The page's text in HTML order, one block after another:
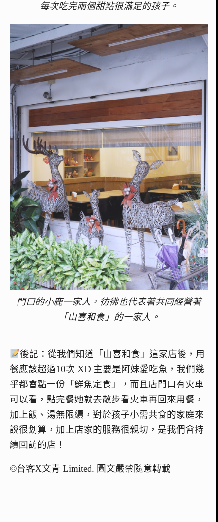
每次吃完兩個甜點很滿足的孩子。
門口的小鹿一家人，彷彿也代表著共同經營著
「山喜和食」的一家人。
後記：從我們知道「山喜和食」這家店後，用
餐應該超過10次 XD 主要是阿妹愛吃魚，我們幾
乎都會點一份「鮮魚定食」，而且店門口有火車
可以看，點完餐她就去散步看火車再回來用餐，
加上飯、湯無限續，對於孩子小需共食的家庭來
說很划算，加上店家的服務很親切，是我們會持
續回訪的店！
©台客X文青 Limited. 圖文嚴禁隨意轉載